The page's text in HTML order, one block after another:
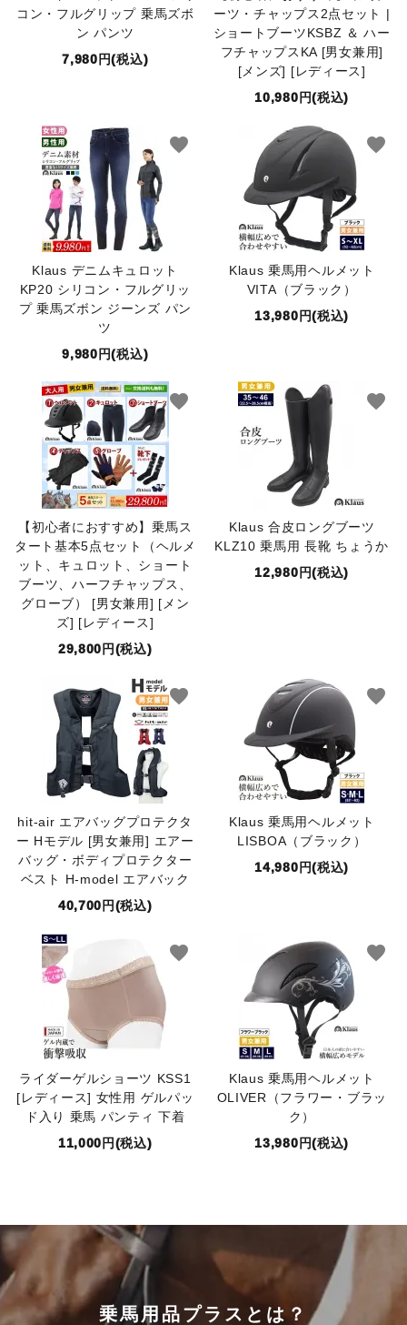
コン・フルグリップ 乗馬ズボ
ン パンツ
7,980円(税込)
ーツ・チャップス2点セット |
ショートブーツKSBZ ＆ ハー
フチャップスKA [男女兼用]
[メンズ] [レディース]
10,980円(税込)
Klaus デニムキュロット
KP20 シリコン・フルグリッ
プ 乗馬ズボン ジーンズ パン
ツ
9,980円(税込)
favorite
Klaus 乗馬用ヘルメット
VITA（ブラック）
13,980円(税込)
favorite
【初心者におすすめ】乗馬ス
タート基本5点セット（ヘルメ
ット、キュロット、ショート
ブーツ、ハーフチャップス、
グローブ） [男女兼用] [メン
ズ] [レディース]
29,800円(税込)
favorite
Klaus 合皮ロングブーツ
KLZ10 乗馬用 長靴 ちょうか
12,980円(税込)
favorite
hit-air エアバッグプロテクタ
ー Hモデル [男女兼用] エアー
バッグ・ボディプロテクター
ベスト H-model エアバック
40,700円(税込)
favorite
Klaus 乗馬用ヘルメット
LISBOA（ブラック）
14,980円(税込)
favorite
ライダーゲルショーツ KSS1
[レディース] 女性用 ゲルパッ
ド入り 乗馬 パンティ 下着
11,000円(税込)
favorite
Klaus 乗馬用ヘルメット
OLIVER（フラワー・ブラッ
ク）
13,980円(税込)
favorite
乗馬用品プラスとは？